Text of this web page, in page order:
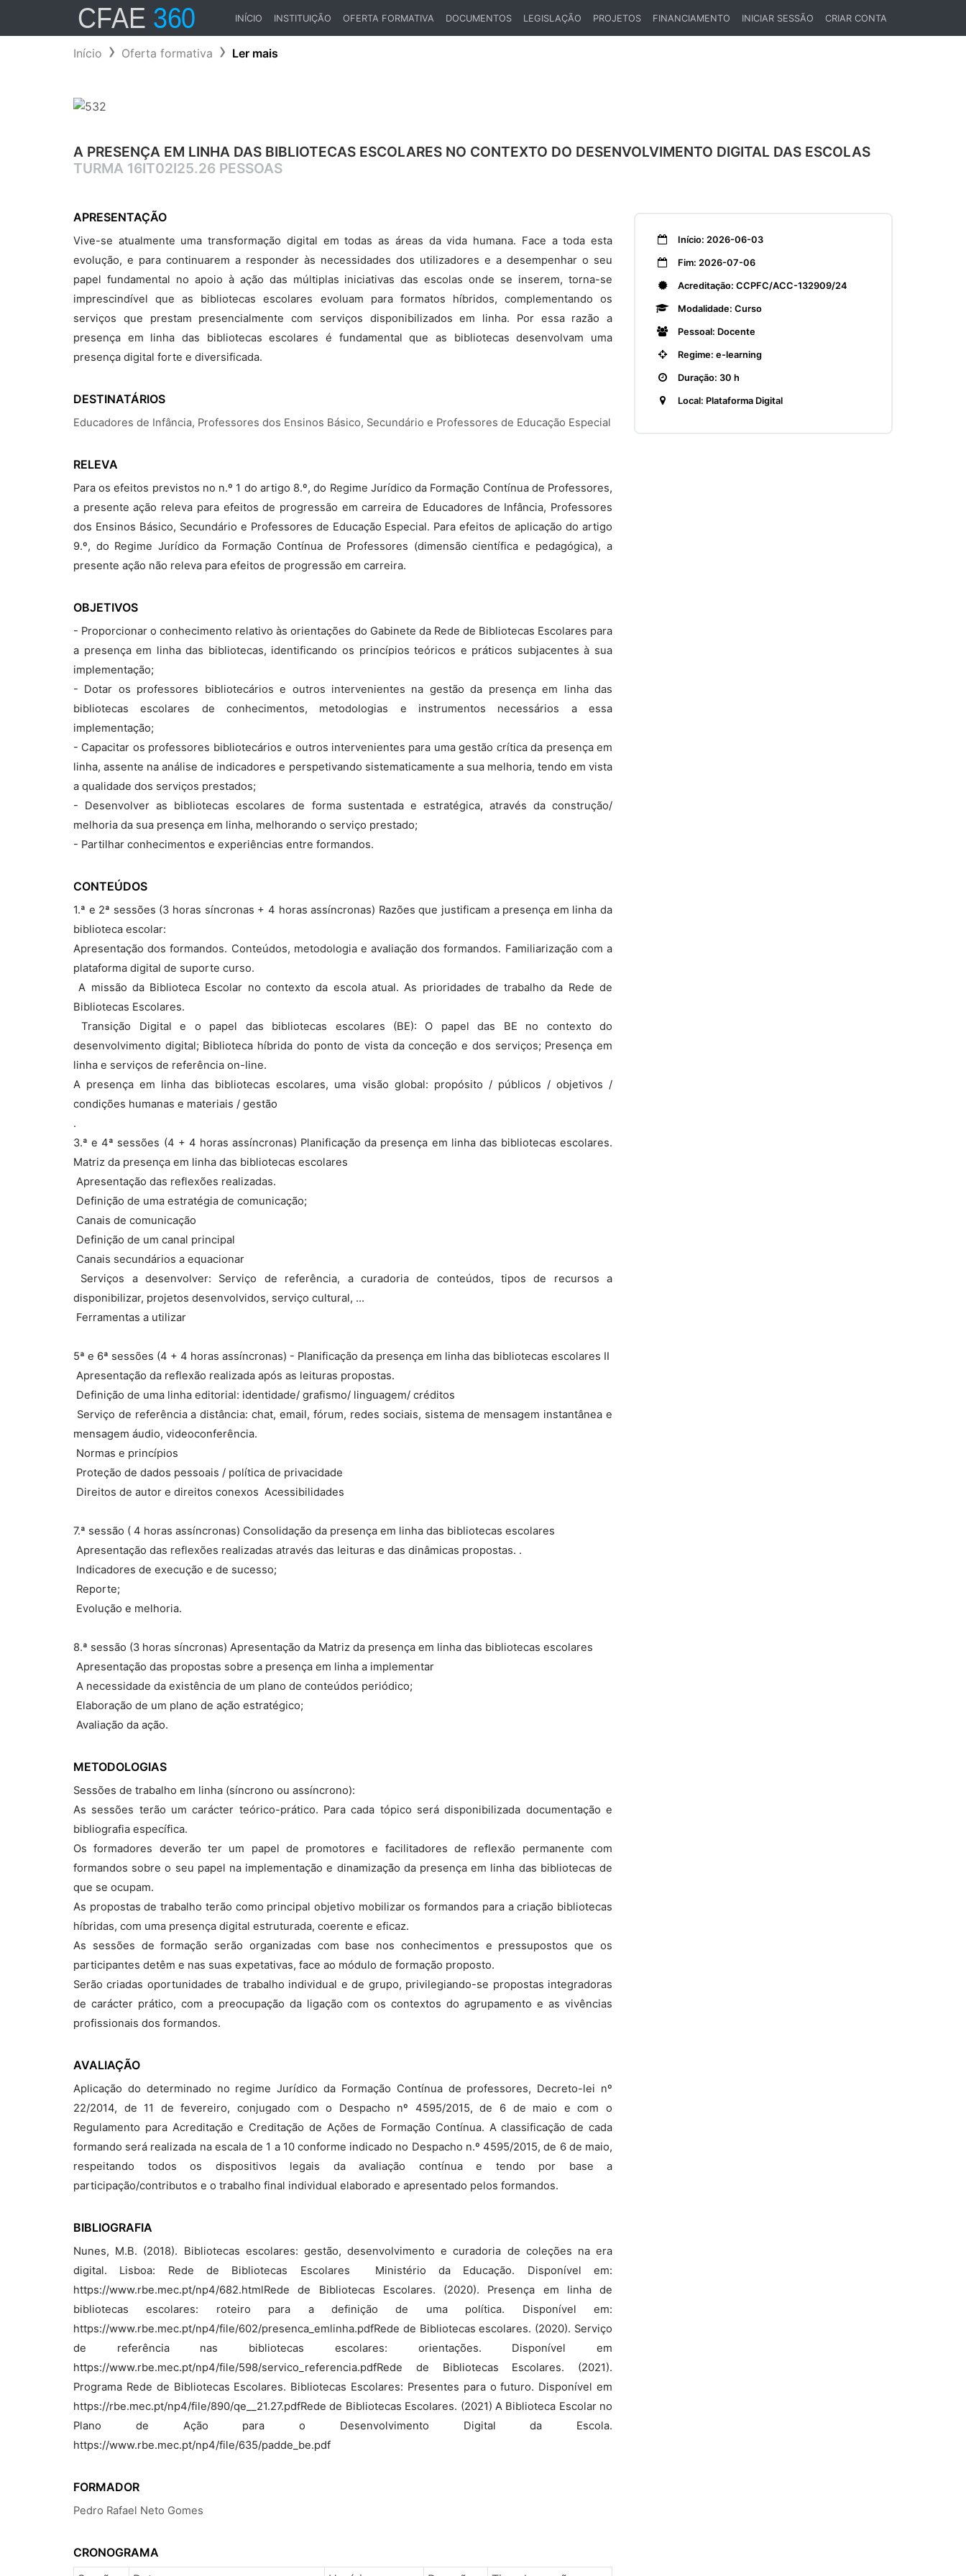
INÍCIO
INSTITUIÇÃO OFERTA FORMATIVA DOCUMENTOS LEGISLAÇÃO PROJETOS FINANCIAMENTO INICIAR SESSÃO CRIAR CONTA
Início Oferta formativa Ler mais
A PRESENÇA EM LINHA DAS BIBLIOTECAS ESCOLARES NO CONTEXTO DO DESENVOLVIMENTO DIGITAL DAS ESCOLAS
TURMA 16IT02I25.26 PESSOAS
APRESENTAÇÃO
Vive-se atualmente uma transformação digital em todas as áreas da vida humana. Face a toda esta
evolução, e para continuarem a responder às necessidades dos utilizadores e a desempenhar o seu
papel fundamental no apoio à ação das múltiplas iniciativas das escolas onde se inserem, torna-se
imprescindível que as bibliotecas escolares evoluam para formatos híbridos, complementando os
serviços que prestam presencialmente com serviços disponibilizados em linha. Por essa razão a
presença em linha das bibliotecas escolares é fundamental que as bibliotecas desenvolvam uma
presença digital forte e diversificada.
DESTINATÁRIOS
Educadores de Infância, Professores dos Ensinos Básico, Secundário e Professores de Educação Especial
RELEVA
Para os efeitos previstos no n.º 1 do artigo 8.º, do Regime Jurídico da Formação Contínua de Professores,
a presente ação releva para efeitos de progressão em carreira de Educadores de Infância, Professores
dos Ensinos Básico, Secundário e Professores de Educação Especial. Para efeitos de aplicação do artigo
9.º, do Regime Jurídico da Formação Contínua de Professores (dimensão científica e pedagógica), a
presente ação não releva para efeitos de progressão em carreira.
OBJETIVOS
- Proporcionar o conhecimento relativo às orientações do Gabinete da Rede de Bibliotecas Escolares para
a presença em linha das bibliotecas, identificando os princípios teóricos e práticos subjacentes à sua
implementação;
- Dotar os professores bibliotecários e outros intervenientes na gestão da presença em linha das
bibliotecas escolares de conhecimentos, metodologias e instrumentos necessários a essa
implementação;
- Capacitar os professores bibliotecários e outros intervenientes para uma gestão crítica da presença em
linha, assente na análise de indicadores e perspetivando sistematicamente a sua melhoria, tendo em vista
a qualidade dos serviços prestados;
- Desenvolver as bibliotecas escolares de forma sustentada e estratégica, através da construção/
melhoria da sua presença em linha, melhorando o serviço prestado;
- Partilhar conhecimentos e experiências entre formandos.
CONTEÚDOS
1.ª e 2ª sessões (3 horas síncronas + 4 horas assíncronas) Razões que justificam a presença em linha da
biblioteca escolar:
Apresentação dos formandos. Conteúdos, metodologia e avaliação dos formandos. Familiarização com a
plataforma digital de suporte curso.
 A missão da Biblioteca Escolar no contexto da escola atual. As prioridades de trabalho da Rede de
Bibliotecas Escolares.
 Transição Digital e o papel das bibliotecas escolares (BE): O papel das BE no contexto do
desenvolvimento digital; Biblioteca híbrida do ponto de vista da conceção e dos serviços; Presença em
linha e serviços de referência on-line.
A presença em linha das bibliotecas escolares, uma visão global: propósito / públicos / objetivos /
condições humanas e materiais / gestão
.
3.ª e 4ª sessões (4 + 4 horas assíncronas) Planificação da presença em linha das bibliotecas escolares.
Matriz da presença em linha das bibliotecas escolares
 Apresentação das reflexões realizadas.
 Definição de uma estratégia de comunicação;
 Canais de comunicação
 Definição de um canal principal
 Canais secundários a equacionar
 Serviços a desenvolver: Serviço de referência, a curadoria de conteúdos, tipos de recursos a
disponibilizar, projetos desenvolvidos, serviço cultural, ...
 Ferramentas a utilizar
5ª e 6ª sessões (4 + 4 horas assíncronas) - Planificação da presença em linha das bibliotecas escolares II
 Apresentação da reflexão realizada após as leituras propostas.
 Definição de uma linha editorial: identidade/ grafismo/ linguagem/ créditos
 Serviço de referência a distância: chat, email, fórum, redes sociais, sistema de mensagem instantânea e
mensagem áudio, videoconferência.
 Normas e princípios
 Proteção de dados pessoais / política de privacidade
 Direitos de autor e direitos conexos  Acessibilidades
7.ª sessão ( 4 horas assíncronas) Consolidação da presença em linha das bibliotecas escolares
 Apresentação das reflexões realizadas através das leituras e das dinâmicas propostas. .
 Indicadores de execução e de sucesso;
 Reporte;
 Evolução e melhoria.
8.ª sessão (3 horas síncronas) Apresentação da Matriz da presença em linha das bibliotecas escolares
 Apresentação das propostas sobre a presença em linha a implementar
 A necessidade da existência de um plano de conteúdos periódico;
 Elaboração de um plano de ação estratégico;
 Avaliação da ação.
METODOLOGIAS
Sessões de trabalho em linha (síncrono ou assíncrono):
As sessões terão um carácter teórico-prático. Para cada tópico será disponibilizada documentação e
bibliografia específica.
Os formadores deverão ter um papel de promotores e facilitadores de reflexão permanente com
formandos sobre o seu papel na implementação e dinamização da presença em linha das bibliotecas de
que se ocupam.
As propostas de trabalho terão como principal objetivo mobilizar os formandos para a criação bibliotecas
híbridas, com uma presença digital estruturada, coerente e eficaz.
As sessões de formação serão organizadas com base nos conhecimentos e pressupostos que os
participantes detêm e nas suas expetativas, face ao módulo de formação proposto.
Serão criadas oportunidades de trabalho individual e de grupo, privilegiando-se propostas integradoras
de carácter prático, com a preocupação da ligação com os contextos do agrupamento e as vivências
profissionais dos formandos.
AVALIAÇÃO
Aplicação do determinado no regime Jurídico da Formação Contínua de professores, Decreto-lei nº
22/2014, de 11 de fevereiro, conjugado com o Despacho nº 4595/2015, de 6 de maio e com o
Regulamento para Acreditação e Creditação de Ações de Formação Contínua. A classificação de cada
formando será realizada na escala de 1 a 10 conforme indicado no Despacho n.º 4595/2015, de 6 de maio,
respeitando todos os dispositivos legais da avaliação contínua e tendo por base a
participação/contributos e o trabalho final individual elaborado e apresentado pelos formandos.
BIBLIOGRAFIA
Nunes, M.B. (2018). Bibliotecas escolares: gestão, desenvolvimento e curadoria de coleções na era
digital. Lisboa: Rede de Bibliotecas Escolares  Ministério da Educação. Disponível em:
https://www.rbe.mec.pt/np4/682.htmlRede de Bibliotecas Escolares. (2020). Presença em linha de
bibliotecas escolares: roteiro para a definição de uma política. Disponível em:
https://www.rbe.mec.pt/np4/file/602/presenca_emlinha.pdfRede de Bibliotecas escolares. (2020). Serviço
de referência nas bibliotecas escolares: orientações. Disponível em
https://www.rbe.mec.pt/np4/file/598/servico_referencia.pdfRede de Bibliotecas Escolares. (2021).
Programa Rede de Bibliotecas Escolares. Bibliotecas Escolares: Presentes para o futuro. Disponível em
https://rbe.mec.pt/np4/file/890/qe__21.27.pdfRede de Bibliotecas Escolares. (2021) A Biblioteca Escolar no
Plano de Ação para o Desenvolvimento Digital da Escola.
https://www.rbe.mec.pt/np4/file/635/padde_be.pdf
FORMADOR
Pedro Rafael Neto Gomes
CRONOGRAMA
Início: 2026-06-03
Fim: 2026-07-06
Acreditação: CCPFC/ACC-132909/24
Modalidade: Curso
Pessoal: Docente
Regime: e-learning
Duração: 30 h
Local: Plataforma Digital